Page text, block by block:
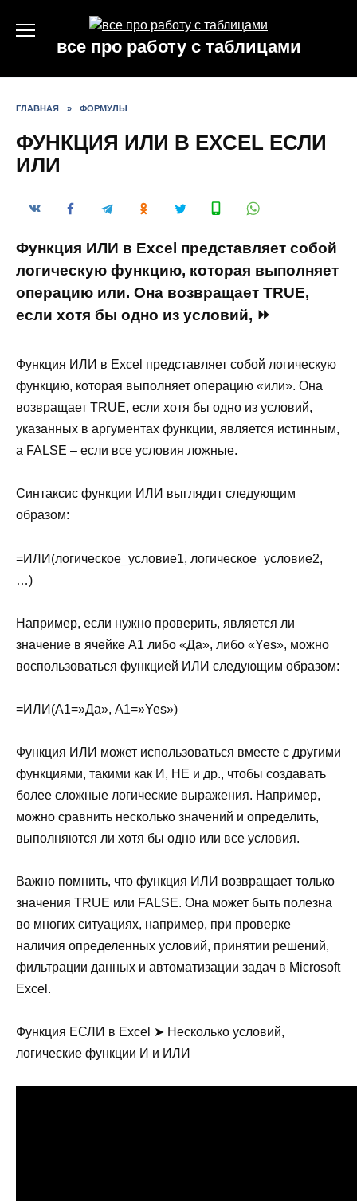
содержаниювсе про работу с таблицами
ГЛАВНАЯ » ФОРМУЛЫ
ФУНКЦИЯ ИЛИ В EXCEL ЕСЛИ
ИЛИ
Функция ИЛИ в Excel представляет собой
логическую функцию, которая выполняет
операцию или. Она возвращает TRUE,
если хотя бы одно из условий, ⏩
Функция ИЛИ в Excel представляет собой логическую
функцию, которая выполняет операцию «или». Она
возвращает TRUE, если хотя бы одно из условий,
указанных в аргументах функции, является истинным,
а FALSE – если все условия ложные.
Синтаксис функции ИЛИ выглядит следующим
образом:
=ИЛИ(логическое_условие1, логическое_условие2,
…)
Например, если нужно проверить, является ли
значение в ячейке A1 либо «Да», либо «Yes», можно
воспользоваться функцией ИЛИ следующим образом:
=ИЛИ(A1=»Да», A1=»Yes»)
Функция ИЛИ может использоваться вместе с другими
функциями, такими как И, НЕ и др., чтобы создавать
более сложные логические выражения. Например,
можно сравнить несколько значений и определить,
выполняются ли хотя бы одно или все условия.
Важно помнить, что функция ИЛИ возвращает только
значения TRUE или FALSE. Она может быть полезна
во многих ситуациях, например, при проверке
наличия определенных условий, принятии решений,
фильтрации данных и автоматизации задач в Microsoft
Excel.
Функция ЕСЛИ в Excel ➤ Несколько условий,
логические функции И и ИЛИ